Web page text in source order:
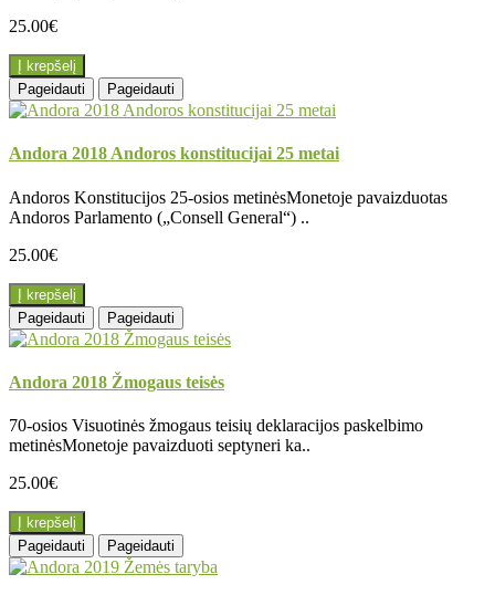
25.00€
Į krepšelį
Pageidauti
Pageidauti
Andora 2018 Andoros konstitucijai 25 metai
Andoros Konstitucijos 25-osios metinėsMonetoje pavaizduotas
Andoros Parlamento („Consell General“) ..
25.00€
Į krepšelį
Pageidauti
Pageidauti
Andora 2018 Žmogaus teisės
70-osios Visuotinės žmogaus teisių deklaracijos paskelbimo
metinėsMonetoje pavaizduoti septyneri ka..
25.00€
Į krepšelį
Pageidauti
Pageidauti